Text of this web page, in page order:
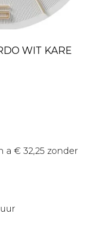
WIT KARE
€ 32,25 zonder